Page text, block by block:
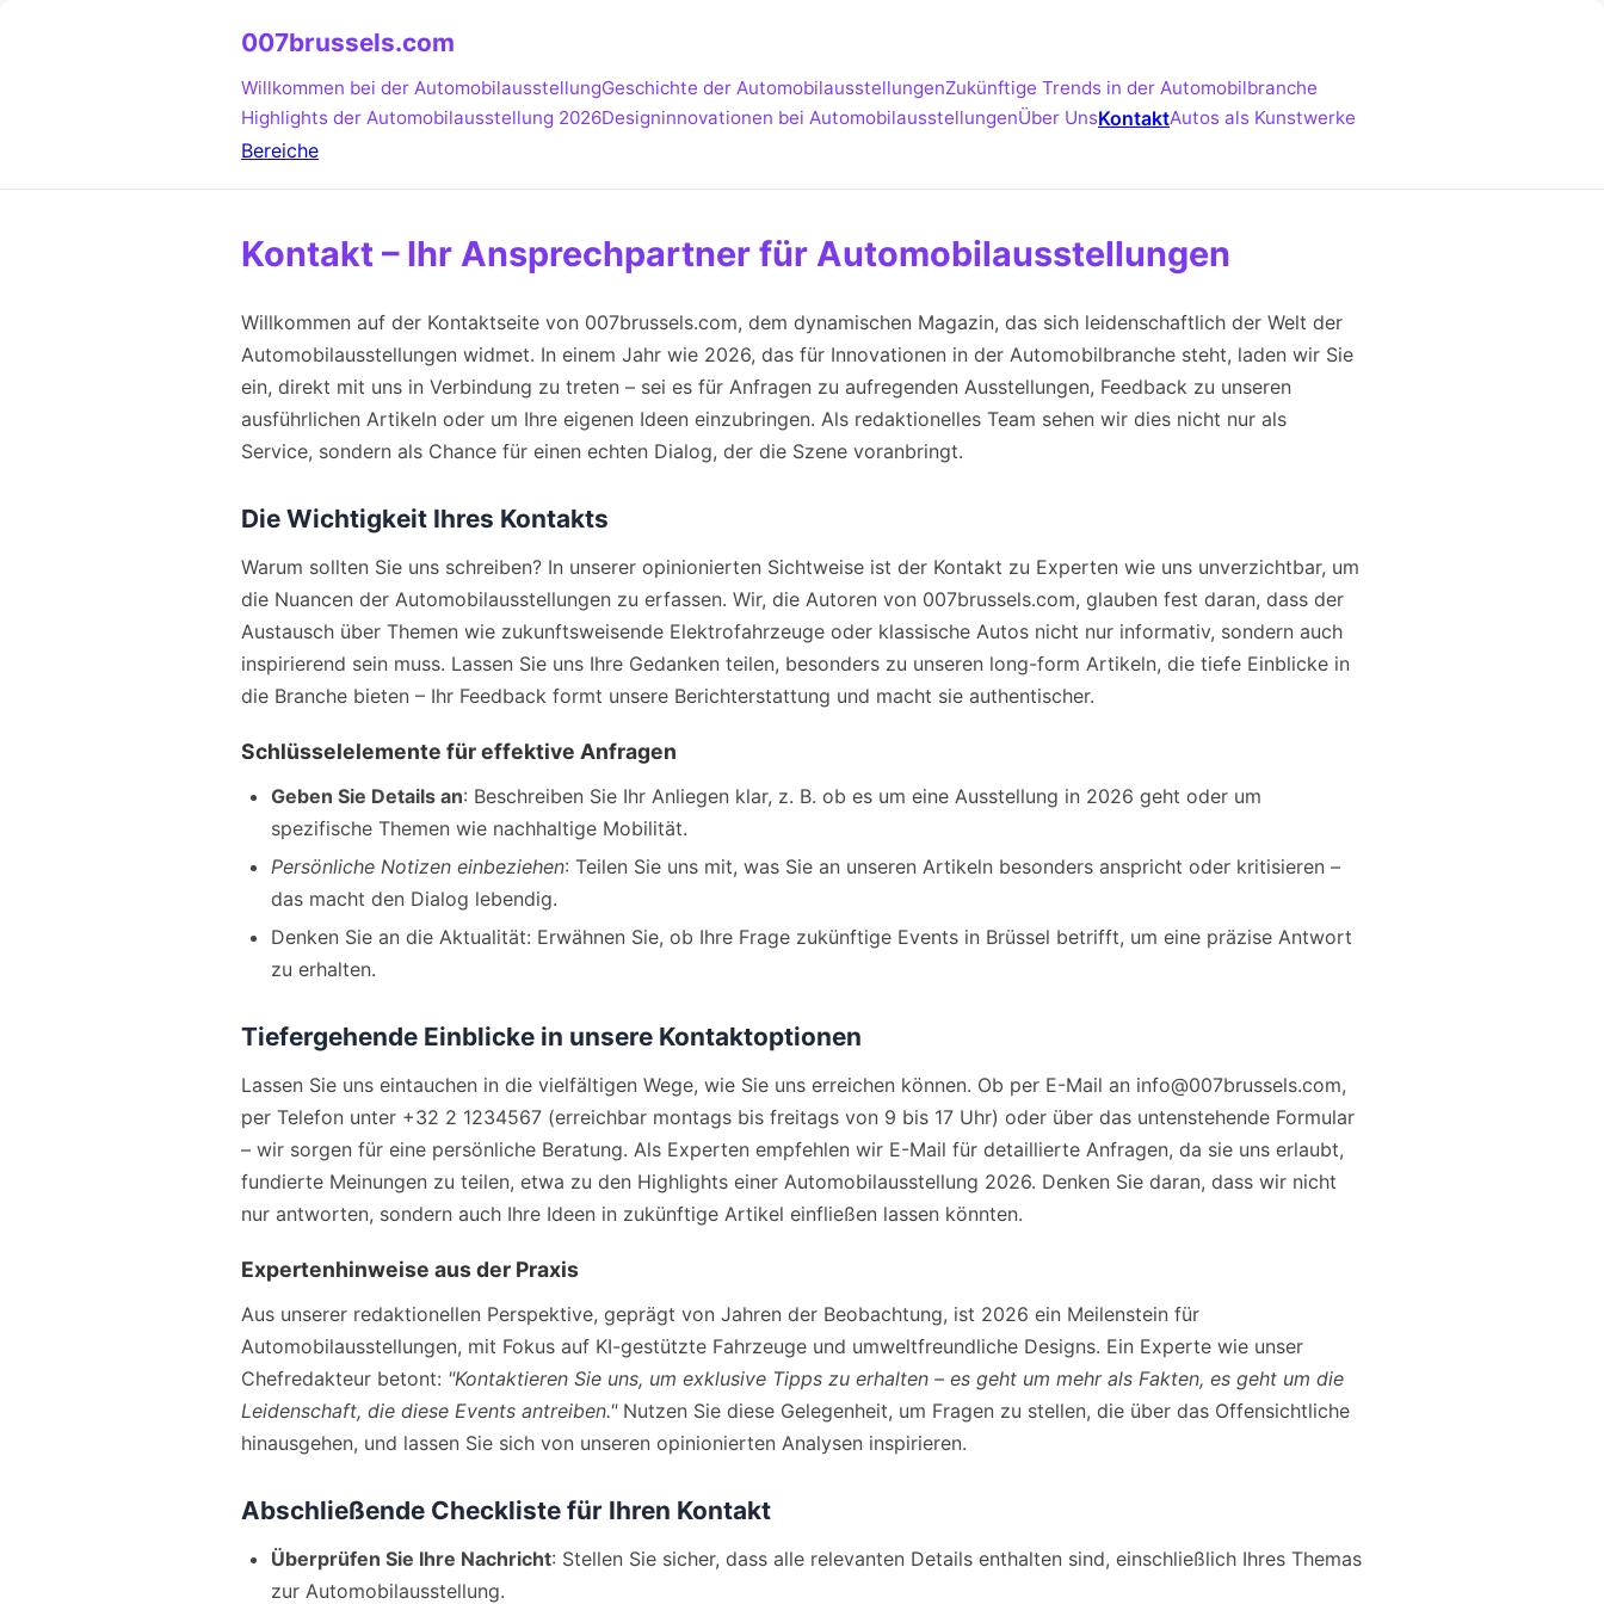
007brussels.com
Willkommen bei der AutomobilausstellungGeschichte der AutomobilausstellungenZukünftige Trends in der Automobilbranche
Highlights der Automobilausstellung 2026Designinnovationen bei AutomobilausstellungenÜber UnsKontaktAutos als Kunstwerke
Bereiche
Kontakt – Ihr Ansprechpartner für Automobilausstellungen
Willkommen auf der Kontaktseite von 007brussels.com, dem dynamischen Magazin, das sich leidenschaftlich der Welt der
Automobilausstellungen widmet. In einem Jahr wie 2026, das für Innovationen in der Automobilbranche steht, laden wir Sie
ein, direkt mit uns in Verbindung zu treten – sei es für Anfragen zu aufregenden Ausstellungen, Feedback zu unseren
ausführlichen Artikeln oder um Ihre eigenen Ideen einzubringen. Als redaktionelles Team sehen wir dies nicht nur als
Service, sondern als Chance für einen echten Dialog, der die Szene voranbringt.
Die Wichtigkeit Ihres Kontakts
Warum sollten Sie uns schreiben? In unserer opinionierten Sichtweise ist der Kontakt zu Experten wie uns unverzichtbar, um
die Nuancen der Automobilausstellungen zu erfassen. Wir, die Autoren von 007brussels.com, glauben fest daran, dass der
Austausch über Themen wie zukunftsweisende Elektrofahrzeuge oder klassische Autos nicht nur informativ, sondern auch
inspirierend sein muss. Lassen Sie uns Ihre Gedanken teilen, besonders zu unseren long-form Artikeln, die tiefe Einblicke in
die Branche bieten – Ihr Feedback formt unsere Berichterstattung und macht sie authentischer.
Schlüsselelemente für effektive Anfragen
Geben Sie Details an: Beschreiben Sie Ihr Anliegen klar, z. B. ob es um eine Ausstellung in 2026 geht oder um
spezifische Themen wie nachhaltige Mobilität.
Persönliche Notizen einbeziehen: Teilen Sie uns mit, was Sie an unseren Artikeln besonders anspricht oder kritisieren –
das macht den Dialog lebendig.
Denken Sie an die Aktualität: Erwähnen Sie, ob Ihre Frage zukünftige Events in Brüssel betrifft, um eine präzise Antwort
zu erhalten.
Tiefergehende Einblicke in unsere Kontaktoptionen
Lassen Sie uns eintauchen in die vielfältigen Wege, wie Sie uns erreichen können. Ob per E-Mail an info@007brussels.com,
per Telefon unter +32 2 1234567 (erreichbar montags bis freitags von 9 bis 17 Uhr) oder über das untenstehende Formular
– wir sorgen für eine persönliche Beratung. Als Experten empfehlen wir E-Mail für detaillierte Anfragen, da sie uns erlaubt,
fundierte Meinungen zu teilen, etwa zu den Highlights einer Automobilausstellung 2026. Denken Sie daran, dass wir nicht
nur antworten, sondern auch Ihre Ideen in zukünftige Artikel einfließen lassen könnten.
Expertenhinweise aus der Praxis
Aus unserer redaktionellen Perspektive, geprägt von Jahren der Beobachtung, ist 2026 ein Meilenstein für
Automobilausstellungen, mit Fokus auf KI-gestützte Fahrzeuge und umweltfreundliche Designs. Ein Experte wie unser
Chefredakteur betont: "Kontaktieren Sie uns, um exklusive Tipps zu erhalten – es geht um mehr als Fakten, es geht um die
Leidenschaft, die diese Events antreiben."Nutzen Sie diese Gelegenheit, um Fragen zu stellen, die über das Offensichtliche
hinausgehen, und lassen Sie sich von unseren opinionierten Analysen inspirieren.
Abschließende Checkliste für Ihren Kontakt
Überprüfen Sie Ihre Nachricht: Stellen Sie sicher, dass alle relevanten Details enthalten sind, einschließlich Ihres Themas
zur Automobilausstellung.